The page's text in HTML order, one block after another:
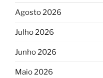
Agosto 2026
Julho 2026
Junho 2026
Maio 2026